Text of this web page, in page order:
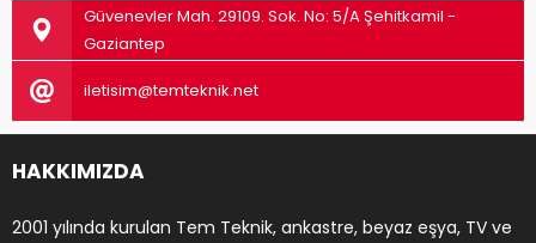
Güvenevler Mah. 29109. Sok. No: 5/A Şehitkamil -
Gaziantep
iletisim@temteknik.net
HAKKIMIZDA
2001 yılında kurulan Tem Teknik, ankastre, beyaz eşya, TV ve